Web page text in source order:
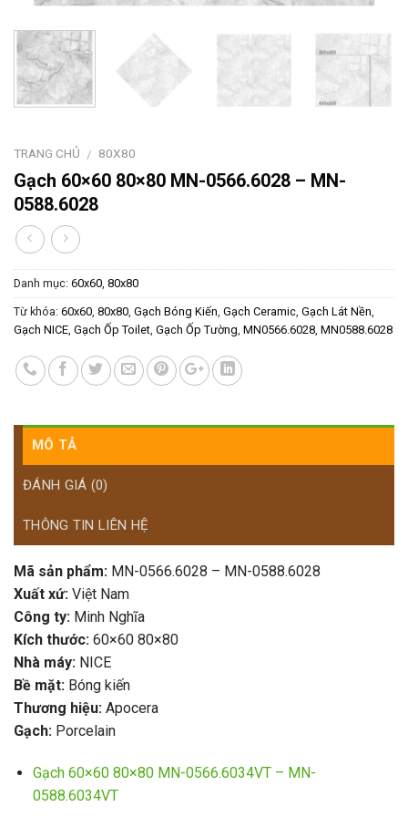
TRANG CHỦ / 80X80
Gạch 60×60 80×80 MN-0566.6028 – MN-
0588.6028
Danh mục: 60x60, 80x80
Từ khóa: 60x60, 80x80, Gạch Bóng Kiến, Gạch Ceramic, Gạch Lát Nền,
Gạch NICE, Gạch Ốp Toilet, Gạch Ốp Tường, MN0566.6028, MN0588.6028
MÔ TẢ
ĐÁNH GIÁ (0)
THÔNG TIN LIÊN HỆ
Mã sản phẩm: MN-0566.6028 – MN-0588.6028
Xuất xứ: Việt Nam
Công ty: Minh Nghĩa
Kích thước: 60×60 80×80
Nhà máy: NICE
Bề mặt: Bóng kiến
Thương hiệu: Apocera
Gạch: Porcelain
Gạch 60×60 80×80 MN-0566.6034VT – MN-
0588.6034VT